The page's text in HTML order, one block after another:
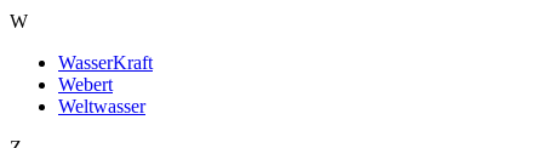
W
WasserKraft
Webert
Weltwasser